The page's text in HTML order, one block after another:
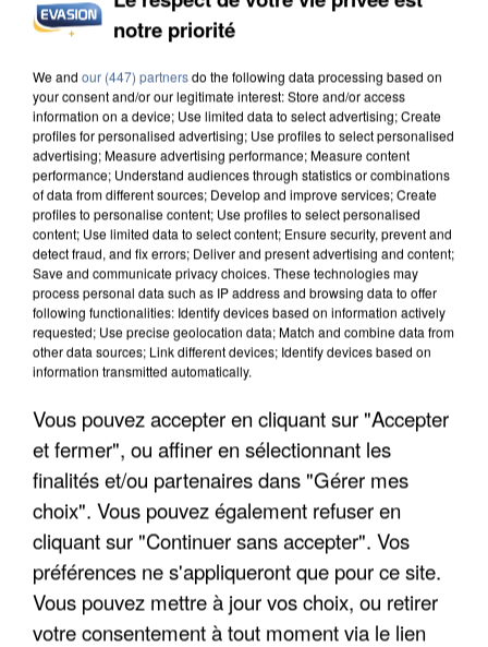
INCENDIES : L’ÎLE-DE-FRANCE LANCE UN ÉLAN
APRÈS TOUTES CES CANICULES, LES REFUGES
DE FAUNE SAUVAGE SONT...
notre priorité
We and our (447) partnersdo the following data processing based on
your consent and/or our legitimate interest: Store and/or access
information on a device; Use limited data to select advertising; Create
profiles for personalised advertising; Use profiles to select personalised
advertising; Measure advertising performance; Measure content
performance; Understand audiences through statistics or combinations
of data from different sources; Develop and improve services; Create
profiles to personalise content; Use profiles to select personalised
content; Use limited data to select content; Ensure security, prevent and
detect fraud, and fix errors; Deliver and present advertising and content;
Save and communicate privacy choices. These technologies may
process personal data such as IP address and browsing data to offer
following functionalities: Identify devices based on information actively
requested; Use precise geolocation data; Match and combine data from
other data sources; Link different devices; Identify devices based on
information transmitted automatically.
Vous pouvez accepter en cliquant sur "Accepter
et fermer", ou affiner en sélectionnant les
finalités et/ou partenaires dans "Gérer mes
choix". Vous pouvez également refuser en
cliquant sur "Continuer sans accepter". Vos
préférences ne s'appliqueront que pour ce site.
Vous pouvez mettre à jour vos choix, ou retirer
votre consentement à tout moment via le lien